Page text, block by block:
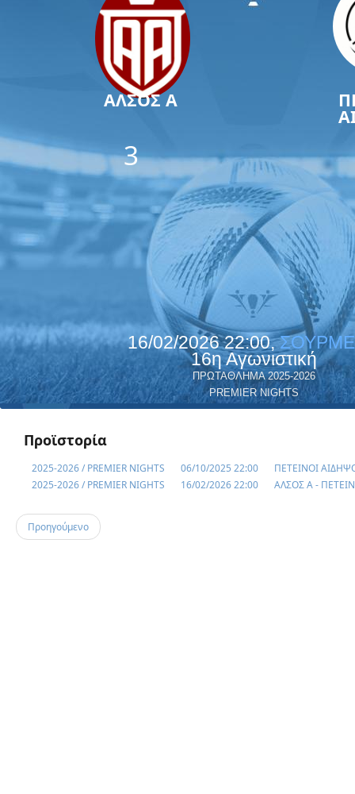
ΑΛΣΟΣ Α
3
16/02/2026 22:00,
16η Αγωνιστική
ΠΡΩΤΑΘΛΗΜΑ 2025-2026
PREMIER NIGHTS
Προϊστορία
2025-2026 / PREMIER NIGHTS 06/10/2025 22:00
ΠΕΤΕΙΝΟΙ
2025-2026 / PREMIER NIGHTS
16/02/2026 22:00 ΑΛΣΟΣ Α -
Προηγούμενο